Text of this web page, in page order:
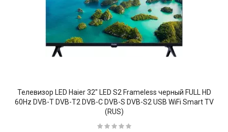
Телевизор LED Haier 32" LED S2 Frameless черный FULL HD
60Hz DVB-T DVB-T2 DVB-C DVB-S DVB-S2 USB WiFi Smart TV
(RUS)